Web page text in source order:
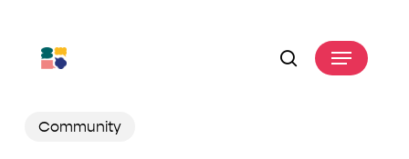
search
Menu
Community